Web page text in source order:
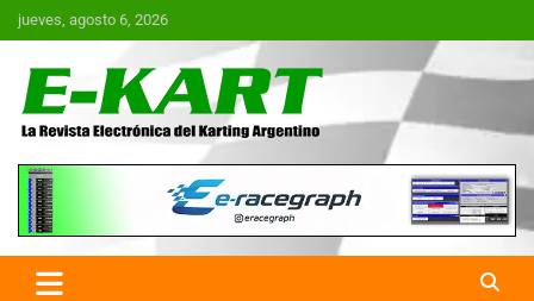
Saltar
al
jueves, agosto 6, 2026
E-Kart.com.ar | La Revista
Electrónica del Karting en
Argentina